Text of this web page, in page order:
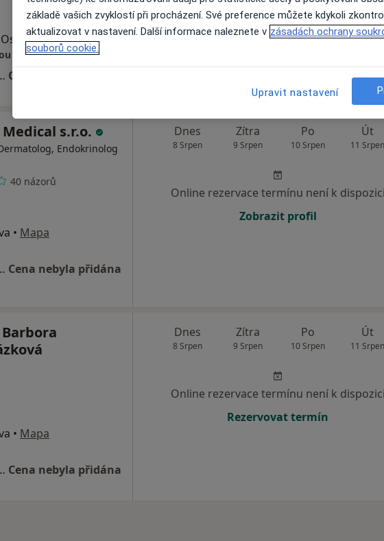
•Mapa
Cena nebyla přidána
Rezervovat termín
s.r.o.
Endokrinolog
40 názorů
• Mapa
Cena nebyla přidána
Dnes
8 Srpen
Zítra
9 Srpen
Po
10 Srpen
Út
11 Srpen
Online rezervace termínu není k dispozici
Zobrazit profil
• Mapa
Cena nebyla přidána
Dnes
8 Srpen
Zítra
9 Srpen
Po
10 Srpen
Út
11 Srpen
Online rezervace termínu není k dispozici
Rezervovat termín
základě vašich zvyklostí při procházení. Své preference můžete kdykoli
aktualizovat v nastavení. Další informace naleznete v zásadách ochrany
souborů cookie.
Upravit nastavení